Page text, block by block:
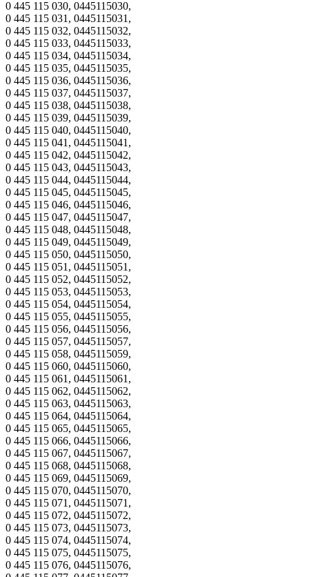
0 445 115 030, 0445115030,
0 445 115 031, 0445115031,
0 445 115 032, 0445115032,
0 445 115 033, 0445115033,
0 445 115 034, 0445115034,
0 445 115 035, 0445115035,
0 445 115 036, 0445115036,
0 445 115 037, 0445115037,
0 445 115 038, 0445115038,
0 445 115 039, 0445115039,
0 445 115 040, 0445115040,
0 445 115 041, 0445115041,
0 445 115 042, 0445115042,
0 445 115 043, 0445115043,
0 445 115 044, 0445115044,
0 445 115 045, 0445115045,
0 445 115 046, 0445115046,
0 445 115 047, 0445115047,
0 445 115 048, 0445115048,
0 445 115 049, 0445115049,
0 445 115 050, 0445115050,
0 445 115 051, 0445115051,
0 445 115 052, 0445115052,
0 445 115 053, 0445115053,
0 445 115 054, 0445115054,
0 445 115 055, 0445115055,
0 445 115 056, 0445115056,
0 445 115 057, 0445115057,
0 445 115 058, 0445115059,
0 445 115 060, 0445115060,
0 445 115 061, 0445115061,
0 445 115 062, 0445115062,
0 445 115 063, 0445115063,
0 445 115 064, 0445115064,
0 445 115 065, 0445115065,
0 445 115 066, 0445115066,
0 445 115 067, 0445115067,
0 445 115 068, 0445115068,
0 445 115 069, 0445115069,
0 445 115 070, 0445115070,
0 445 115 071, 0445115071,
0 445 115 072, 0445115072,
0 445 115 073, 0445115073,
0 445 115 074, 0445115074,
0 445 115 075, 0445115075,
0 445 115 076, 0445115076,